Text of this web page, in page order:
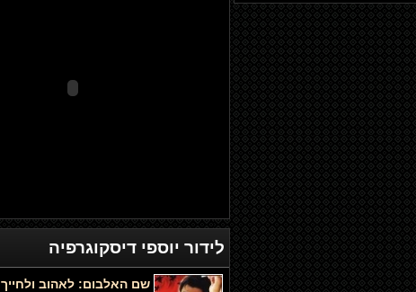
לידור יוספי דיסקוגרפיה
שם האלבום: לאהוב ולחייך